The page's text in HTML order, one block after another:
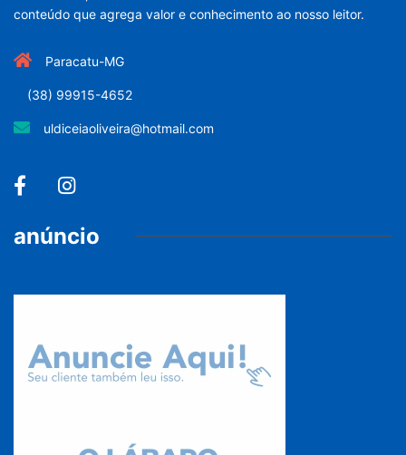
conteúdo que agrega valor e conhecimento ao nosso leitor.
Paracatu-MG
(38) 99915-4652
uldiceiaoliveira@hotmail.com
anúncio